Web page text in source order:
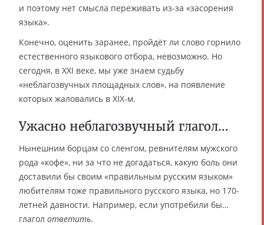
и поэтому нет смысла переживать из-за «засорения
языка».
Конечно, оценить заранее, пройдёт ли слово горнило
естественного языкового отбора, невозможно. Но
сегодня, в XXI веке, мы уже знаем судьбу
«неблагозвучных площадных слов», на появление
которых жаловались в XIX-м.
Ужасно неблагозвучный глагол…
Нынешним борцам со сленгом, ревнителям мужского
рода «кофе», ни за что не догадаться, какую боль они
доставили бы своим «правильным русским языком»
любителям тоже правильного русского языка, но 170-
летней давности. Например, если употребили бы…
глагол ответить.